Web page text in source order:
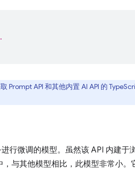
Prompt API 和其他内置 AI API 的
行微调的模型。虽然该 API 内建于
与其他模型相比，此模型非常小。